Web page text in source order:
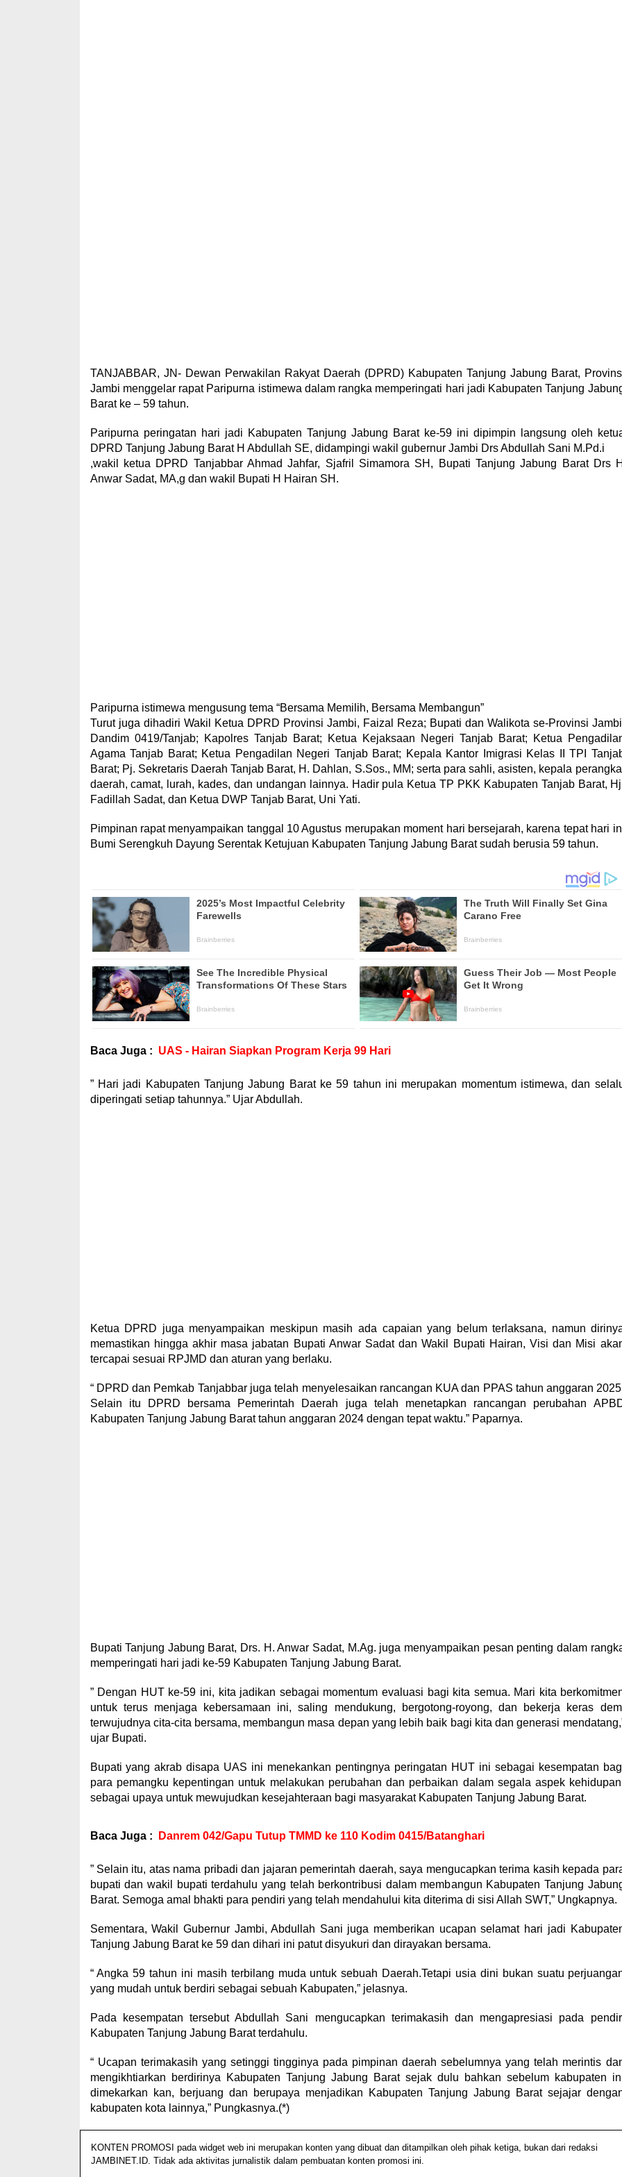
TANJABBAR, JN- Dewan Perwakilan Rakyat Daerah (DPRD) Kabupaten Tanjung Jabung Barat,
Jambi menggelar rapat Paripurna istimewa dalam rangka memperingati hari jadi Kabupaten Tanjung
Barat ke – 59 tahun.
Paripurna peringatan hari jadi Kabupaten Tanjung Jabung Barat ke-59 ini dipimpin langsung oleh
DPRD Tanjung Jabung Barat H Abdullah SE, didampingi wakil gubernur Jambi Drs Abdullah Sani M.Pd.i
,wakil ketua DPRD Tanjabbar Ahmad Jahfar, Sjafril Simamora SH, Bupati Tanjung Jabung Barat Drs
Anwar Sadat, MA,g dan wakil Bupati H Hairan SH.
Paripurna istimewa mengusung tema “Bersama Memilih, Bersama Membangun”
Turut juga dihadiri Wakil Ketua DPRD Provinsi Jambi, Faizal Reza; Bupati dan Walikota se-Provinsi
Dandim 0419/Tanjab; Kapolres Tanjab Barat; Ketua Kejaksaan Negeri Tanjab Barat; Ketua
Agama Tanjab Barat; Ketua Pengadilan Negeri Tanjab Barat; Kepala Kantor Imigrasi Kelas II TPI
Barat; Pj. Sekretaris Daerah Tanjab Barat, H. Dahlan, S.Sos., MM; serta para sahli, asisten, kepala
daerah, camat, lurah, kades, dan undangan lainnya. Hadir pula Ketua TP PKK Kabupaten Tanjab Barat,
Fadillah Sadat, dan Ketua DWP Tanjab Barat, Uni Yati.
Pimpinan rapat menyampaikan tanggal 10 Agustus merupakan moment hari bersejarah, karena tepat hari
Bumi Serengkuh Dayung Serentak Ketujuan Kabupaten Tanjung Jabung Barat sudah berusia 59 tahun.
Baca Juga : UAS - Hairan Siapkan Program Kerja 99 Hari
” Hari jadi Kabupaten Tanjung Jabung Barat ke 59 tahun ini merupakan momentum istimewa, dan
diperingati setiap tahunnya.” Ujar Abdullah.
Ketua DPRD juga menyampaikan meskipun masih ada capaian yang belum terlaksana, namun
memastikan hingga akhir masa jabatan Bupati Anwar Sadat dan Wakil Bupati Hairan, Visi dan Misi
tercapai sesuai RPJMD dan aturan yang berlaku.
“ DPRD dan Pemkab Tanjabbar juga telah menyelesaikan rancangan KUA dan PPAS tahun anggaran
Selain itu DPRD bersama Pemerintah Daerah juga telah menetapkan rancangan perubahan
Kabupaten Tanjung Jabung Barat tahun anggaran 2024 dengan tepat waktu.” Paparnya.
Bupati Tanjung Jabung Barat, Drs. H. Anwar Sadat, M.Ag. juga menyampaikan pesan penting dalam
memperingati hari jadi ke-59 Kabupaten Tanjung Jabung Barat.
” Dengan HUT ke-59 ini, kita jadikan sebagai momentum evaluasi bagi kita semua. Mari kita
untuk terus menjaga kebersamaan ini, saling mendukung, bergotong-royong, dan bekerja keras
terwujudnya cita-cita bersama, membangun masa depan yang lebih baik bagi kita dan generasi
ujar Bupati.
Bupati yang akrab disapa UAS ini menekankan pentingnya peringatan HUT ini sebagai kesempatan
para pemangku kepentingan untuk melakukan perubahan dan perbaikan dalam segala aspek
sebagai upaya untuk mewujudkan kesejahteraan bagi masyarakat Kabupaten Tanjung Jabung Barat.
Baca Juga : Danrem 042/Gapu Tutup TMMD ke 110 Kodim 0415/Batanghari
” Selain itu, atas nama pribadi dan jajaran pemerintah daerah, saya mengucapkan terima kasih kepada
bupati dan wakil bupati terdahulu yang telah berkontribusi dalam membangun Kabupaten Tanjung
Barat. Semoga amal bhakti para pendiri yang telah mendahului kita diterima di sisi Allah SWT,” Ungkapnya.
Sementara, Wakil Gubernur Jambi, Abdullah Sani juga memberikan ucapan selamat hari jadi
Tanjung Jabung Barat ke 59 dan dihari ini patut disyukuri dan dirayakan bersama.
“ Angka 59 tahun ini masih terbilang muda untuk sebuah Daerah.Tetapi usia dini bukan suatu
yang mudah untuk berdiri sebagai sebuah Kabupaten,” jelasnya.
Pada kesempatan tersebut Abdullah Sani mengucapkan terimakasih dan mengapresiasi pada
Kabupaten Tanjung Jabung Barat terdahulu.
“ Ucapan terimakasih yang setinggi tingginya pada pimpinan daerah sebelumnya yang telah merintis
mengikhtiarkan berdirinya Kabupaten Tanjung Jabung Barat sejak dulu bahkan sebelum kabupaten
dimekarkan kan, berjuang dan berupaya menjadikan Kabupaten Tanjung Jabung Barat sejajar
kabupaten kota lainnya,” Pungkasnya.(*)
KONTEN PROMOSI pada widget web ini merupakan konten yang dibuat dan ditampilkan oleh pihak ketiga, bukan dari redaksi
JAMBINET.ID. Tidak ada aktivitas jurnalistik dalam pembuatan konten promosi ini.